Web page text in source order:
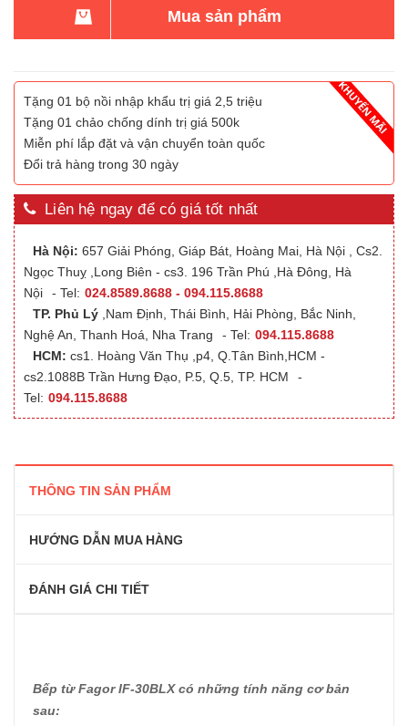
Mua sản phẩm
Tặng 01 bộ nồi nhập khẩu trị giá 2,5 triệu
Tặng 01 chảo chống dính trị giá 500k
Miễn phí lắp đặt và vận chuyển toàn quốc
Đổi trả hàng trong 30 ngày
Liên hệ ngay để có giá tốt nhất
Hà Nội: 657 Giải Phóng, Giáp Bát, Hoàng Mai, Hà Nội , Cs2.
Ngọc Thuỵ ,Long Biên - cs3. 196 Trần Phú ,Hà Đông, Hà
Nội
- Tel: 024.8589.8688 - 094.115.8688
TP. Phủ Lý ,Nam Định, Thái Bình, Hải Phòng, Bắc Ninh,
Nghệ An, Thanh Hoá, Nha Trang
- Tel: 094.115.8688
HCM: cs1. Hoàng Văn Thụ ,p4, Q.Tân Bình,HCM -
cs2.1088B Trần Hưng Đạo, P.5, Q.5, TP. HCM
-
Tel: 094.115.8688
THÔNG TIN SẢN PHẨM
HƯỚNG DẪN MUA HÀNG
ĐÁNH GIÁ CHI TIẾT
Bếp từ Fagor IF-30BLX có những tính năng cơ bản
sau: